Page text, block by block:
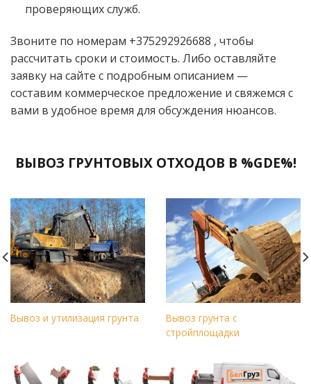
проверяющих служб.
Звоните по номерам +375292926688 , чтобы
рассчитать сроки и стоимость. Либо оставляйте
заявку на сайте с подробным описанием —
составим коммерческое предложение и свяжемся с
вами в удобное время для обсуждения нюансов.
ВЫВОЗ ГРУНТОВЫХ ОТХОДОВ В %GDE%!
Вывоз и утилизация грунта
Вывоз грунта с
стройплощадки